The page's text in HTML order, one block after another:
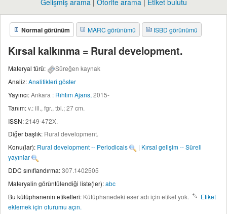
Gelişmiş arama Otorite arama Etiket bulutu
Normal görünüm MARC görünümü ISBD görünümü
Kırsal kalkınma = Rural development.
Materyal türü:
Süreğen kaynak
Analiz:Analitikleri göster
Yayıncı:Ankara : Rıhtım Ajans, 2015-
Tanım:v.: ill., fgr., tbl.; 27 cm.
ISSN:2149-472X.
Diğer başlık: Rural development.
Konu(lar): Rural development -- Periodicals | Kırsal gelişim -- Süreli
yayınlar
DDC sınıflandırma:307.1402505
Materyalin görüntülendiği liste(ler):abc
Bu kütüphanenin etiketleri: Kütüphanedeki eser adı için etiket yok.
Etiket
eklemek için oturumu açın.